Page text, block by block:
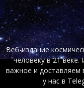
Веб-издание
человеку в 21
важное и
у нас в